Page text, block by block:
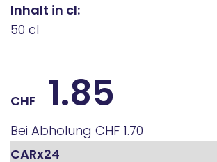
Inhalt in cl:
50 cl
CHF 1.85
Bei Abholung CHF 1.70